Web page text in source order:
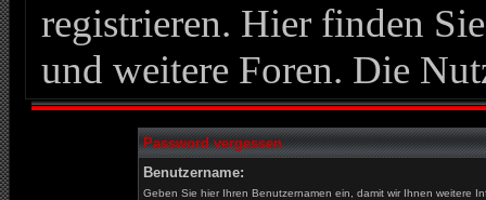
registrieren. Hier finden
und weitere Foren. Die
Password vergessen
Benutzername:
Geben Sie hier Ihren Benutzernamen ein, damit wir Ihnen weitere